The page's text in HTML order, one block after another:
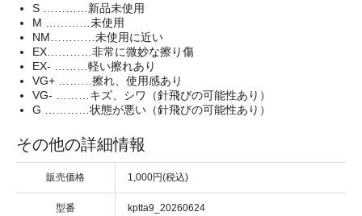
S …………新品未使用
M …………未使用
NM…………未使用に近い
EX…………非常に微妙な擦り傷
EX- ………軽い擦れあり
VG+ ………擦れ、使用感あり
VG- ………キズ、シワ（針飛びの可能性あり）
G …………状態が悪い（針飛びの可能性あり）
その他の詳細情報
販売価格 1,000円(税込)
型番 kptta9_20260624